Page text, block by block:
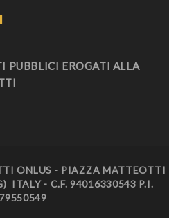
PUBBLICI EROGATI ALLA
ONLUS - PIAZZA MATTEOTTI
ITALY - C.F. 94016330543 P.I.